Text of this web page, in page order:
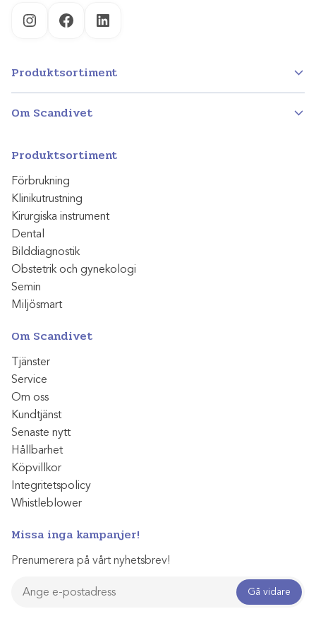
InstagramFacebookLinkedIn
Produktsortiment
Om Scandivet
Produktsortiment
Förbrukning
Klinikutrustning
Kirurgiska instrument
Dental
Bilddiagnostik
Obstetrik och gynekologi
Semin
Miljösmart
Om Scandivet
Tjänster
Service
Om oss
Kundtjänst
Senaste nytt
Hållbarhet
Köpvillkor
Integritetspolicy
Whistleblower
Missa inga kampanjer!
Prenumerera på vårt nyhetsbrev!
Gå vidare